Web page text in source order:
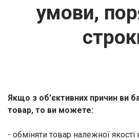
умови,
Якщо з об'єктивних причин ви
товар, то ви можете:
- обміняти товар належної якості